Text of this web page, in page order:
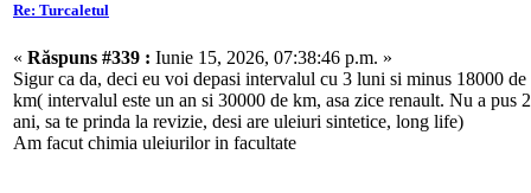
Re: Turcaletul
« Răspuns #339 : Iunie 15, 2026, 07:38:46 p.m. »
Sigur ca da, deci eu voi depasi intervalul cu 3 luni si minus 18000 de
km( intervalul este un an si 30000 de km, asa zice renault. Nu a pus 2
ani, sa te prinda la revizie, desi are uleiuri sintetice, long life)
Am facut chimia uleiurilor in facultate